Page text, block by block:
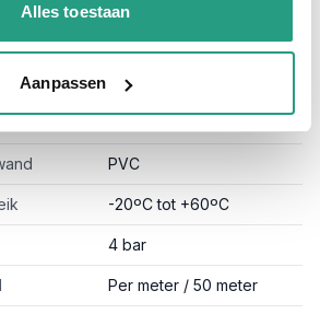
Alles toestaan
Aanpassen
(50 meter = rollengte)
PVC
-20ºC tot +60ºC
4 bar
Per meter / 50 meter